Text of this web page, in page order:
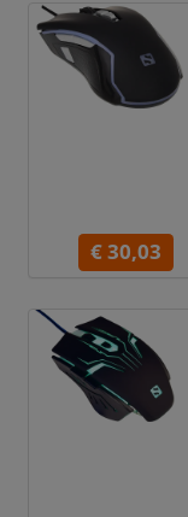
€ 30,03